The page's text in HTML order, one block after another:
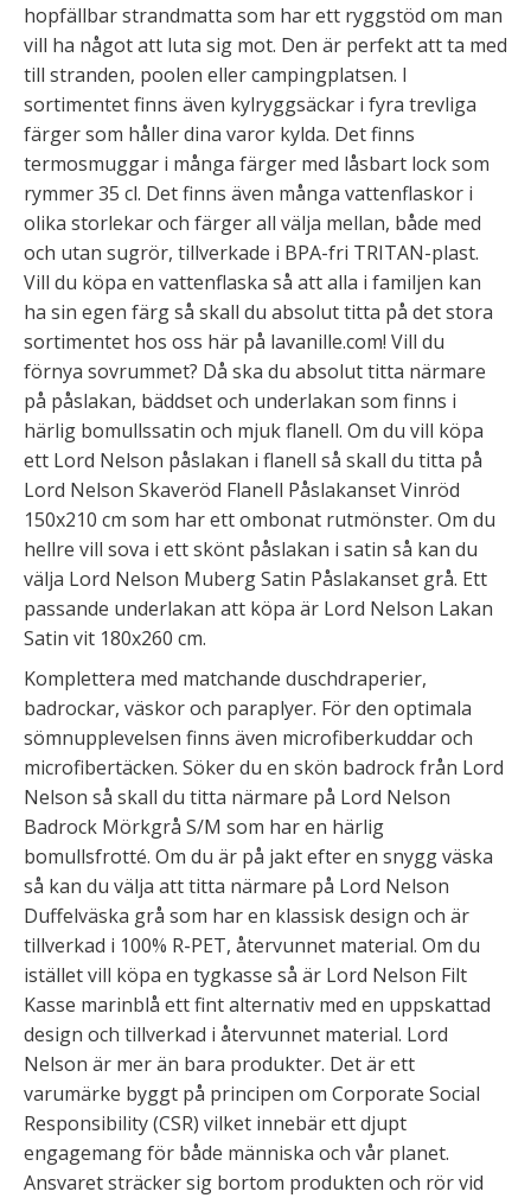
hopfällbar strandmatta som har ett ryggstöd om man
vill ha något att luta sig mot. Den är perfekt att ta med
till stranden, poolen eller campingplatsen. I
sortimentet finns även kylryggsäckar i fyra trevliga
färger som håller dina varor kylda. Det finns
termosmuggar i många färger med låsbart lock som
rymmer 35 cl. Det finns även många vattenflaskor i
olika storlekar och färger all välja mellan, både med
och utan sugrör, tillverkade i BPA-fri TRITAN-plast.
Vill du köpa en vattenflaska så att alla i familjen kan
ha sin egen färg så skall du absolut titta på det stora
sortimentet hos oss här på lavanille.com! Vill du
förnya sovrummet? Då ska du absolut titta närmare
på påslakan, bäddset och underlakan som finns i
härlig bomullssatin och mjuk flanell. Om du vill köpa
ett Lord Nelson påslakan i flanell så skall du titta på
Lord Nelson Skaveröd Flanell Påslakanset Vinröd
150x210 cm som har ett ombonat rutmönster. Om du
hellre vill sova i ett skönt påslakan i satin så kan du
välja Lord Nelson Muberg Satin Påslakanset grå. Ett
passande underlakan att köpa är Lord Nelson Lakan
Satin vit 180x260 cm.
Komplettera med matchande duschdraperier,
badrockar, väskor och paraplyer. För den optimala
sömnupplevelsen finns även microfiberkuddar och
microfibertäcken. Söker du en skön badrock från Lord
Nelson så skall du titta närmare på Lord Nelson
Badrock Mörkgrå S/M som har en härlig
bomullsfrotté. Om du är på jakt efter en snygg väska
så kan du välja att titta närmare på Lord Nelson
Duffelväska grå som har en klassisk design och är
tillverkad i 100% R-PET, återvunnet material. Om du
istället vill köpa en tygkasse så är Lord Nelson Filt
Kasse marinblå ett fint alternativ med en uppskattad
design och tillverkad i återvunnet material. Lord
Nelson är mer än bara produkter. Det är ett
varumärke byggt på principen om Corporate Social
Responsibility (CSR) vilket innebär ett djupt
engagemang för både människa och vår planet.
Ansvaret sträcker sig bortom produkten och rör vid